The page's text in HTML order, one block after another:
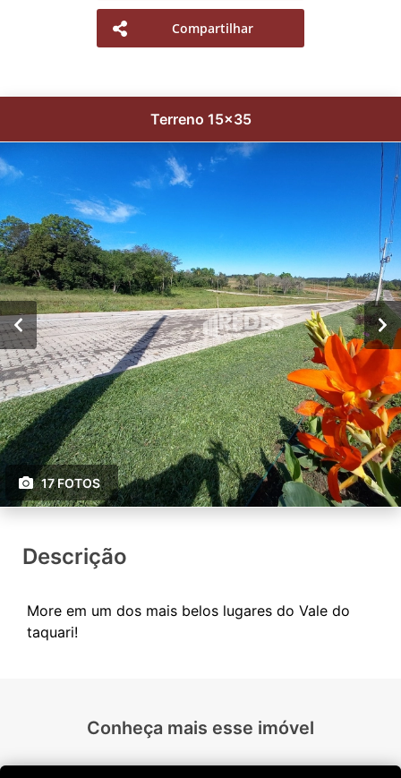
Compartilhar
Terreno 15x35
17 FOTOS
Descrição
More em um dos mais belos lugares do Vale do
Conheça mais esse imóvel